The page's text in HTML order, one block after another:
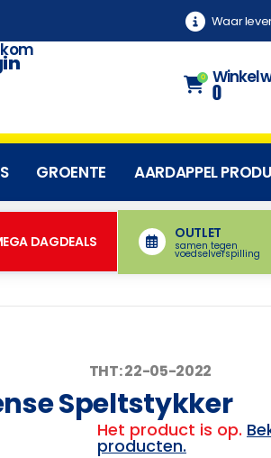
Waar
0
0
GROENTE AARDAPPEL
DAGDEALS
OUTLET
samen tegen
voedselverspilling
THT: 22-05-2022
Speltstykker
Het product is op.
producten.